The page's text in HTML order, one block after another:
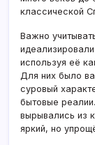
классической
Важно
используя её
Для них было
суровый
бытовые
вырывались из
яркий, но